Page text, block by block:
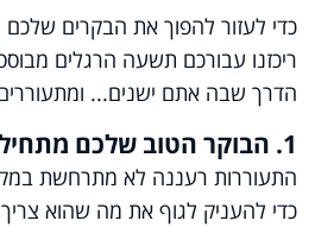
כדי לעזור להפוך את הבקרים שלכם
ריכזנו עבורכם תשעה הרגלים
הדרך שבה אתם ישנים...
1. הבוקר הטוב שלכם מתחיל כבר בלילה שלפני
התעוררות רעננה לא מתרחשת
כדי להעניק לגוף את מה שהוא